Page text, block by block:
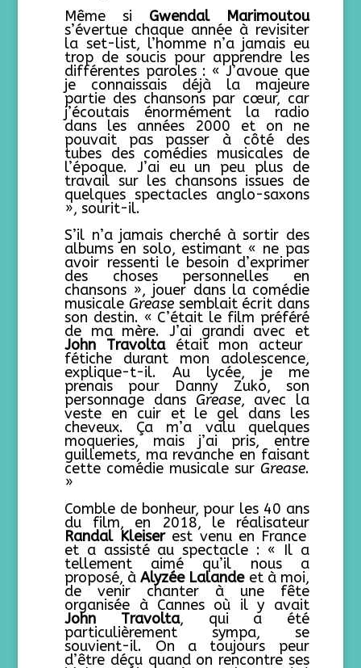
Même si Gwendal Marimoutou
s’évertue chaque année à revisiter
la set-list, l’homme n’a jamais eu
trop de soucis pour apprendre les
différentes paroles : « J’avoue que
je connaissais déjà la majeure
partie des chansons par cœur, car
j’écoutais énormément la radio
dans les années 2000 et on ne
pouvait pas passer à côté des
tubes des comédies musicales de
l’époque. J’ai eu un peu plus de
travail sur les chansons issues de
quelques spectacles anglo-saxons
», sourit-il.
S’il n’a jamais cherché à sortir des
albums en solo, estimant « ne pas
avoir ressenti le besoin d’exprimer
des choses personnelles en
chansons », jouer dans la comédie
musicale Greasesemblait écrit dans
son destin. « C’était le film préféré
de ma mère. J’ai grandi avec et
John Travoltaétait mon acteur
fétiche durant mon adolescence,
explique-t-il. Au lycée, je me
prenais pour Danny Zuko, son
personnage dans Grease, avec la
veste en cuir et le gel dans les
cheveux. Ça m’a valu quelques
moqueries, mais j’ai pris, entre
guillemets, ma revanche en faisant
cette comédie musicale sur Grease.
»
Comble de bonheur, pour les 40 ans
du film, en 2018, le réalisateur
Randal Kleiserest venu en France
et a assisté au spectacle : « Il a
tellement aimé qu’il nous a
proposé, àAlyzée Lalande et à moi,
de venir chanter à une fête
organisée à Cannes où il y avait
John Travolta, qui a été
particulièrement sympa, se
souvient-il. On a toujours peur
d’être déçu quand on rencontre ses